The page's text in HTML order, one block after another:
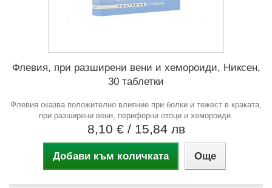
Флевия, при разширени вени и хемороиди, Никсен,
30 таблетки
Флевия оказва положително влияние при болки и тежест в краката,
при разширени вени, периферни отоци и хемороиди.
8,10 € / 15,84 лв
Добави към количката Още